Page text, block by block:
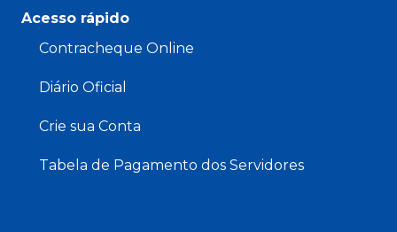
Acesso rápido
Contracheque Online
Diário Oficial
Crie sua Conta
Tabela de Pagamento dos Servidores